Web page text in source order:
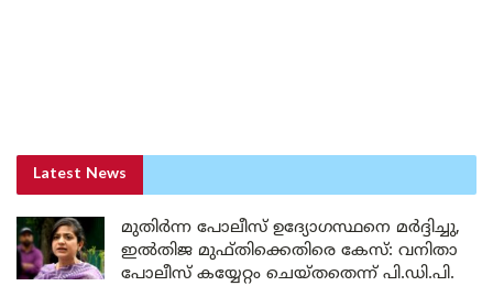
Latest News
മുതിർന്ന പോലീസ് ഉദ്യോഗസ്ഥനെ മർദ്ദിച്ചു,
ഇൽതിജ മുഫ്തിക്കെതിരെ കേസ്: വനിതാ
പോലീസ് കയ്യേറ്റം ചെയ്തതെന്ന് പി.ഡി.പി.